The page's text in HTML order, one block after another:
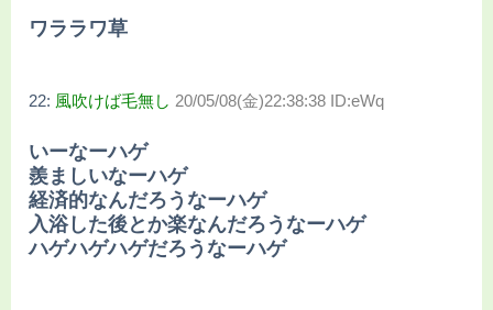
ワララワ草
22: 風吹けば毛無し 20/05/08(金)22:38:38 ID:eWq
いーなーハゲ
羨ましいなーハゲ
経済的なんだろうなーハゲ
入浴した後とか楽なんだろうなーハゲ
ハゲハゲハゲだろうなーハゲ